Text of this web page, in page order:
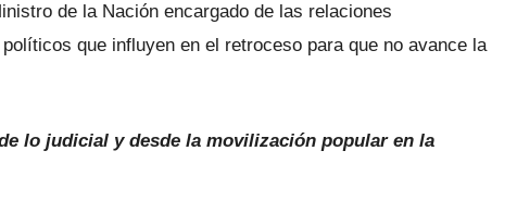
de la Nación encargado de las relaciones
que influyen en el retroceso para que no avance la
lo judicial y desde la movilización popular en la